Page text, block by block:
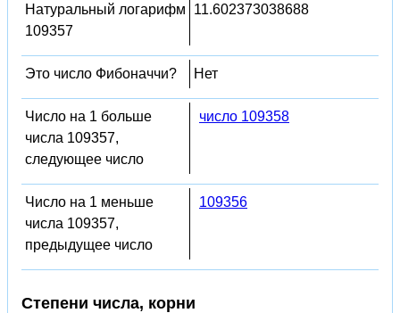
Натуральный логарифм
109357
11.602373038688
Это число Фибоначчи? Нет
Число на 1 больше
числа 109357,
следующее число
число 109358
Число на 1 меньше
числа 109357,
предыдущее число
109356
Степени числа, корни